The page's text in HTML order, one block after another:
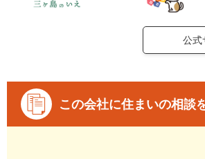
公式
この会社に住まいの相談